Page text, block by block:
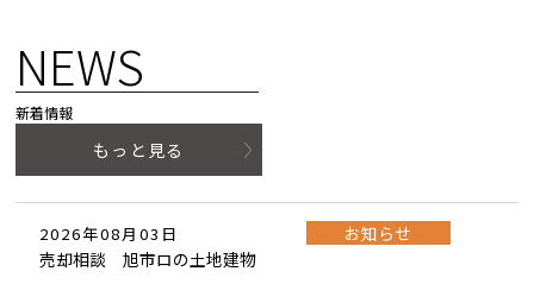
NEWS
新着情報
もっと見る
2026年08月03日
お知らせ
売却相談 旭市ロの土地建物